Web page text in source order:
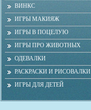
ВИНКС
ИГРЫ МАКИЯЖ
ИГРЫ В ПОЦЕЛУЮ
ИГРЫ ПРО ЖИВОТНЫХ
ОДЕВАЛКИ
РАСКРАСКИ И РИСОВАЛКИ
ИГРЫ ДЛЯ ДЕТЕЙ